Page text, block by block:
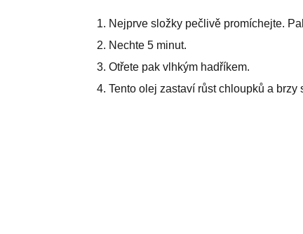
Nejprve složky pečlivě promíchejte.
Nechte 5 minut.
Otřete pak vlhkým hadříkem.
Tento olej zastaví růst chloupků a